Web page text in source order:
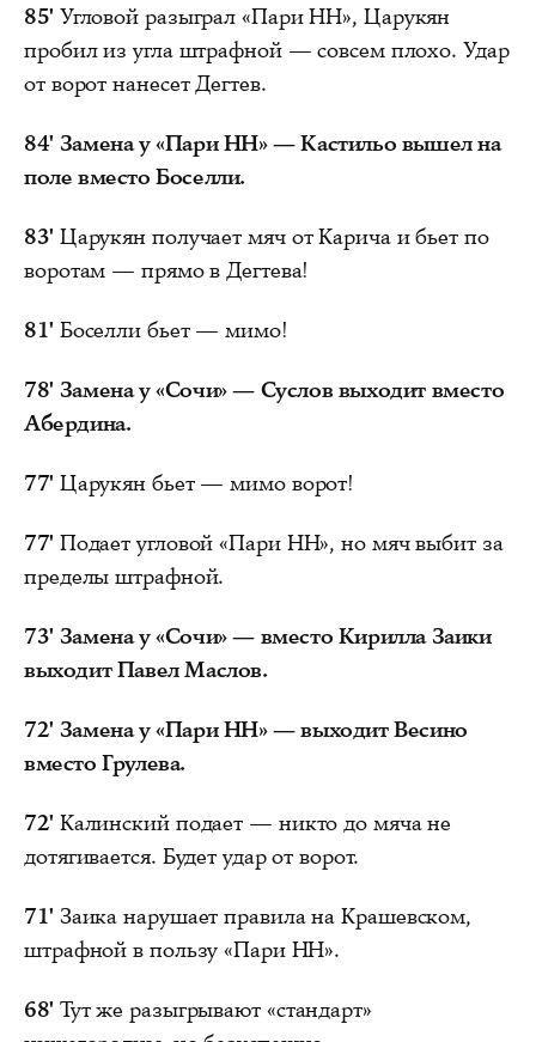
85' Угловой разыграл «Пари НН», Царукян
пробил из угла штрафной — совсем плохо. Удар
от ворот нанесет Дегтев.
84' Замена у «Пари НН» — Кастильо вышел на
поле вместо Боселли.
83' Царукян получает мяч от Карича и бьет по
воротам — прямо в Дегтева!
81' Боселли бьет — мимо!
78' Замена у «Сочи» — Суслов выходит вместо
Абердина.
77' Царукян бьет — мимо ворот!
77' Подает угловой «Пари НН», но мяч выбит за
пределы штрафной.
73' Замена у «Сочи» — вместо Кирилла Заики
выходит Павел Маслов.
72' Замена у «Пари НН» — выходит Весино
вместо Грулева.
72' Калинский подает — никто до мяча не
дотягивается. Будет удар от ворот.
71' Заика нарушает правила на Крашевском,
штрафной в пользу «Пари НН».
68' Тут же разыгрывают «стандарт»